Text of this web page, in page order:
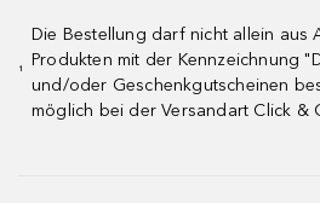
¹
Die Bestellung darf nicht allein aus
Produkten mit der Kennzeichnung
und/oder Geschenkgutscheinen
möglich bei der Versandart Click &